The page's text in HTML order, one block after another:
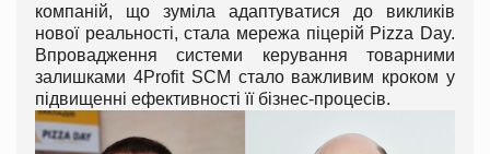
компаній, що зуміла адаптуватися до викликів
нової реальності, стала мережа піцерій Pizza Day.
Впровадження системи керування товарними
залишками 4Profit SCM стало важливим кроком у
підвищенні ефективності її бізнес-процесів.